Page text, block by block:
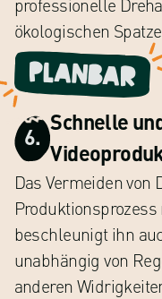
professionelle
ökologischen
Planbar
6.
Schnelle
Das Vermeiden
beschleunigt ihn
unabhängig von
anderen